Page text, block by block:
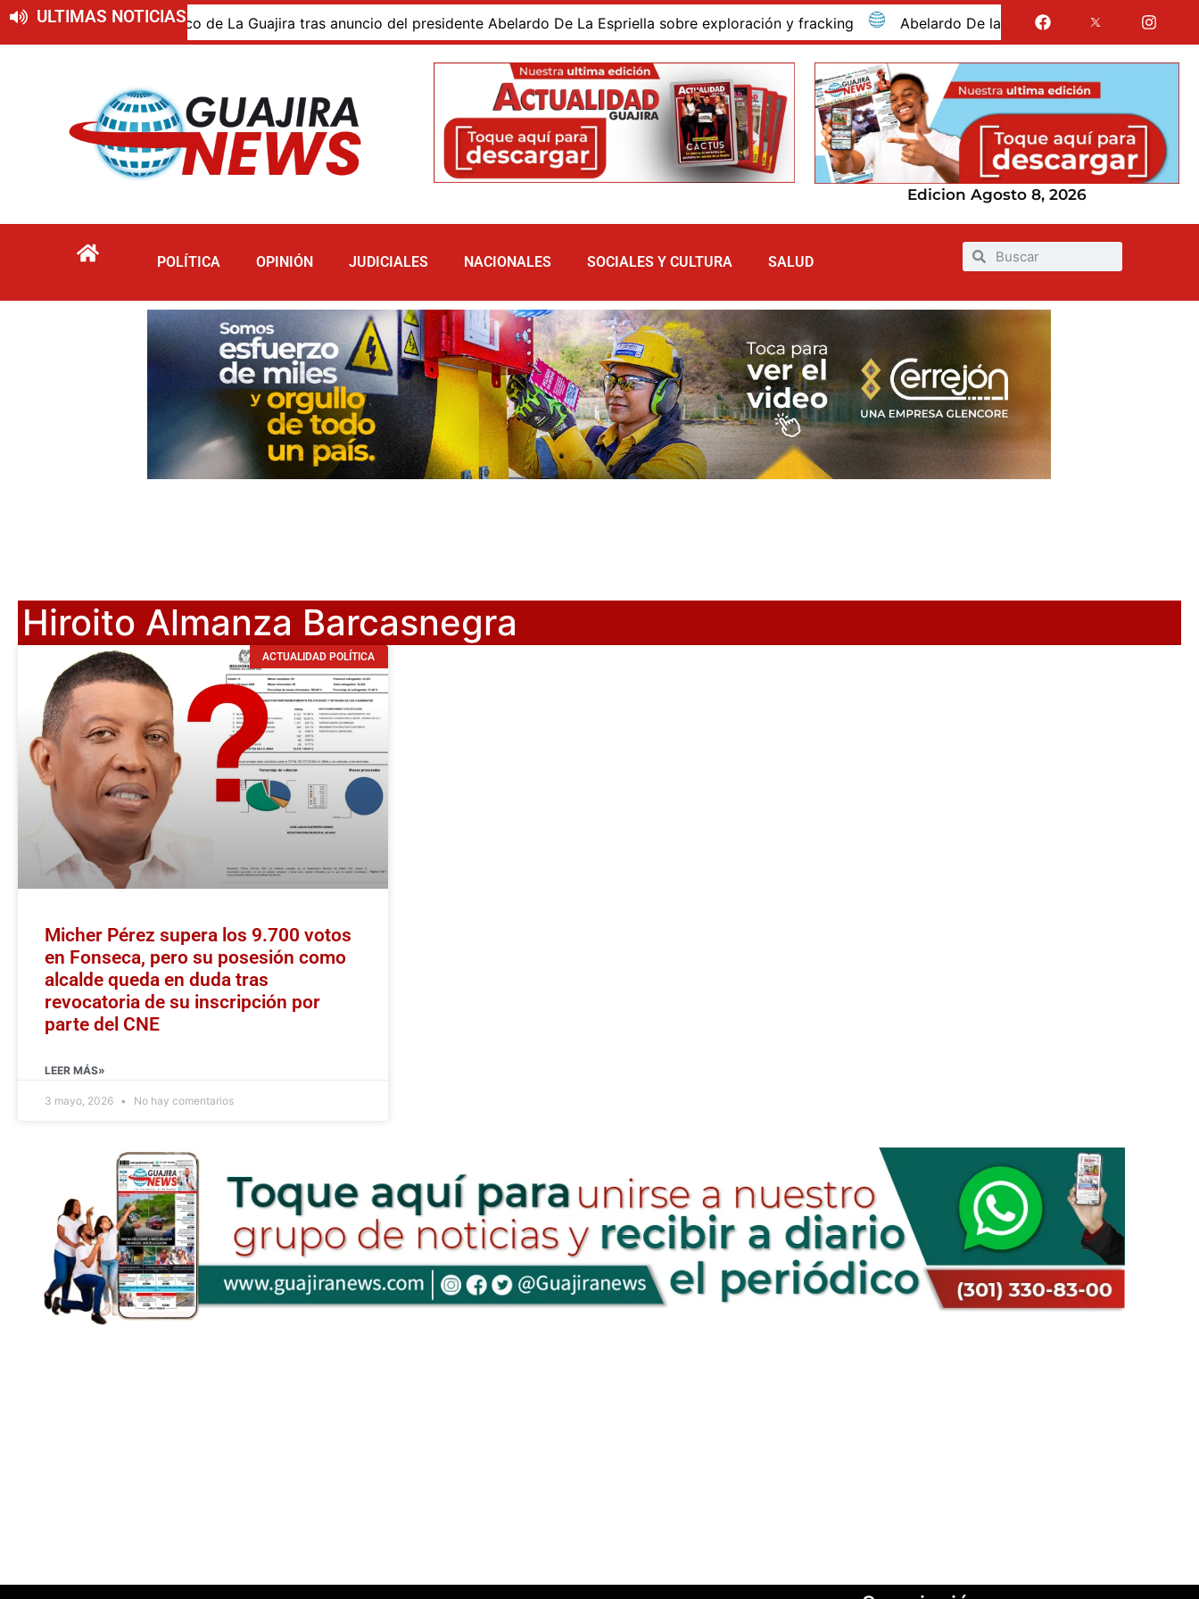
ULTIMAS NOTICIAS
minero y energético de La Guajira tras anuncio del presidente Abelardo De La Espriella sobre exploración y fracking Abelardo De la Espriella envió un mensaje de
Edicion Agosto 8, 2026
POLÍTICA OPINIÓN JUDICIALES NACIONALES SOCIALES Y CULTURA SALUD
Hiroito Almanza Barcasnegra
ACTUALIDAD POLÍTICA
Micher Pérez supera los 9.700 votos
en Fonseca, pero su posesión como
alcalde queda en duda tras
revocatoria de su inscripción por
parte del CNE
LEER MÁS»
3 mayo, 2026 No hay comentarios